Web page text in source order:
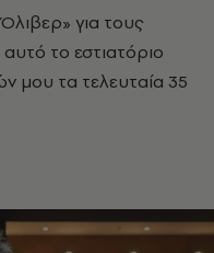
Όλιβερ» για τους
το εστιατόριο
μου τα τελευταία 35